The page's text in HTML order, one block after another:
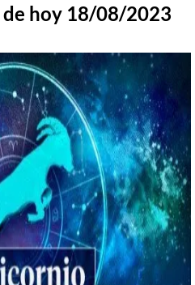
hoy 18/08/2023